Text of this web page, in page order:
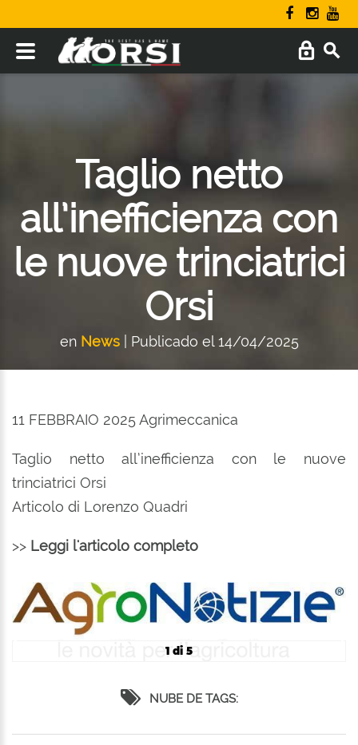
Taglio netto
all’inefficienza con
le nuove trinciatrici
Orsi
en News| Publicado el 14/04/2025
11 FEBBRAIO 2025 Agrimeccanica
Taglio netto all’inefficienza con le nuove
trinciatrici Orsi
Articolo di Lorenzo Quadri
>> Leggi l'articolo completo
1 di 5
NUBE DE TAGS: